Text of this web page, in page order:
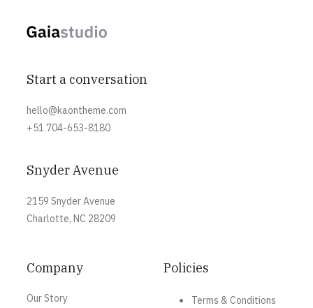
Start a conversation
hello@kaontheme.com
+51 704-653-8180
Snyder Avenue
2159 Snyder Avenue
Charlotte, NC 28209
Company
Our Story
Policies
Terms & Conditions